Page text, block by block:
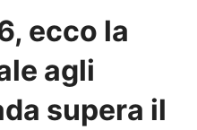
ecco la
agli
supera il